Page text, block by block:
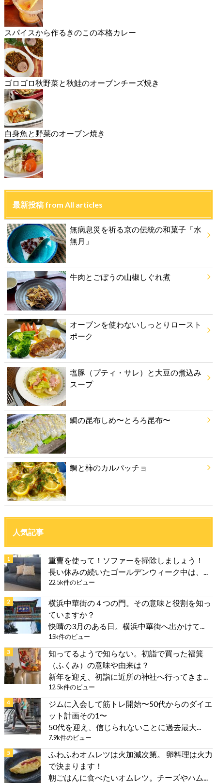
スパイスから作るきのこの本格カレー
ゴロゴロ秋野菜と秋鮭のオーブンチーズ焼き
白身魚と野菜のオーブン焼き
最新投稿 from All articles
無病息災を祈る京の伝統の和菓子「水
無月」
牛肉とごぼうの山椒しぐれ煮
オーブンを使わないしっとりロースト
ポーク
塩豚（プティ・サレ）と大豆の煮込み
スープ
鯛の昆布しめ〜とろろ昆布〜
鯛と柿のカルパッチョ
人気記事
重曹を使って！ソファーを掃除しましょう！
長い休みの続いたゴールデンウィーク中は、...
22.5k件のビュー
横浜中華街の４つの門。その意味と役割を知っ
ていますか？
快晴の3月のある日。横浜中華街へ出かけて...
15k件のビュー
知ってるようで知らない。初詣で買った福箕
（ふくみ）の意味や由来は？
新年を迎え、初詣に近所の神社へ行ってきま...
12.5k件のビュー
ジムに入会して筋トレ開始〜50代からのダイエ
ット計画その1〜
50代を迎え、信じられないことに過去最大...
7.9k件のビュー
ふわふわオムレツは火加減次第。 卵料理は火力
で決まります！
朝ごはんに食べたいオムレツ。チーズやハム...